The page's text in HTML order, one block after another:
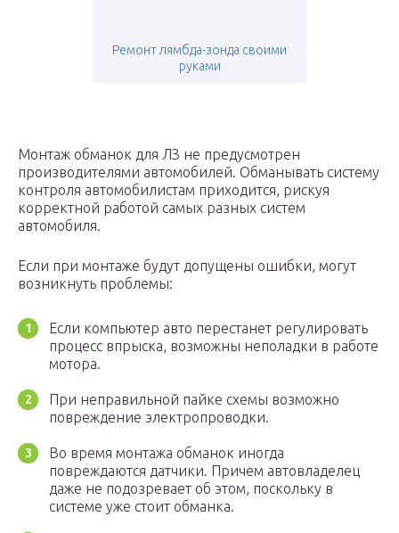
Ремонт лямбда-зонда своими
руками
Монтаж обманок для ЛЗ не предусмотрен
производителями автомобилей. Обманывать систему
контроля автомобилистам приходится, рискуя
корректной работой самых разных систем
автомобиля.
Если при монтаже будут допущены ошибки, могут
возникнуть проблемы:
Если компьютер авто перестанет регулировать
процесс впрыска, возможны неполадки в работе
мотора.
При неправильной пайке схемы возможно
повреждение электропроводки.
Во время монтажа обманок иногда
повреждаются датчики. Причем автовладелец
даже не подозревает об этом, поскольку в
системе уже стоит обманка.